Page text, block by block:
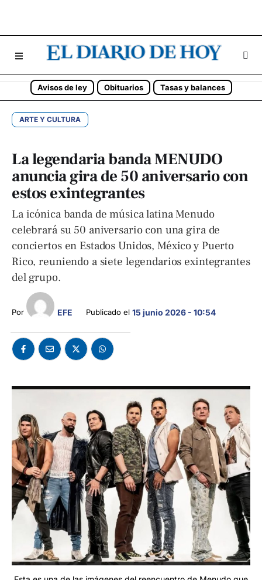
Avisos de ley Obituarios Tasas y balances
ARTE Y CULTURA
La legendaria banda MENUDO
anuncia gira de 50 aniversario con
estos exintegrantes
La icónica banda de música latina Menudo
celebrará su 50 aniversario con una gira de
conciertos en Estados Unidos, México y Puerto
Rico, reuniendo a siete legendarios exintegrantes
del grupo.
Por EFE Publicado el 15 junio 2026 - 10:54